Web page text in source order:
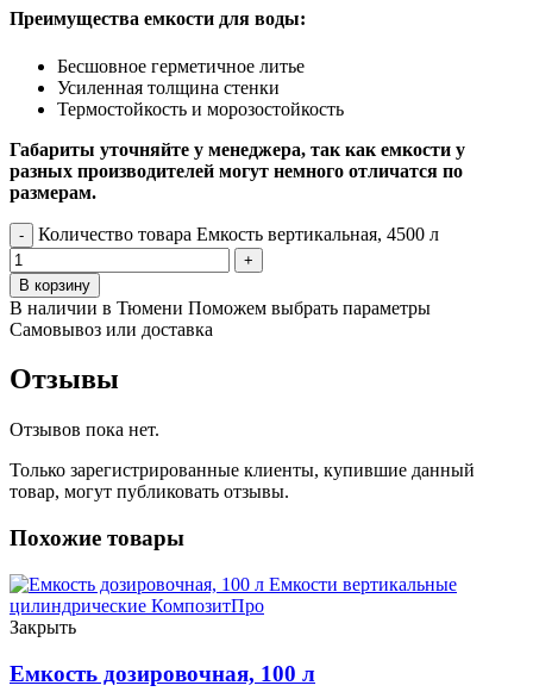
Преимущества емкости для воды:
Бесшовное герметичное литье
Усиленная толщина стенки
Термостойкость и морозостойкость
Габариты уточняйте у менеджера, так как емкости у
разных производителей могут немного отличатся по
размерам.
Количество товара Емкость вертикальная, 4500 л
В корзину
В наличии в Тюмени Поможем выбрать параметры
Самовывоз или доставка
Отзывы
Отзывов пока нет.
Только зарегистрированные клиенты, купившие данный
товар, могут публиковать отзывы.
Похожие товары
Закрыть
Емкость дозировочная, 100 л